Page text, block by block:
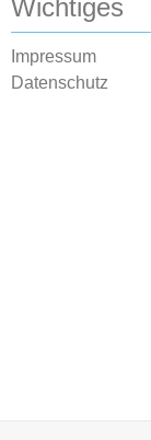
Wichtiges
Impressum
Datenschutz